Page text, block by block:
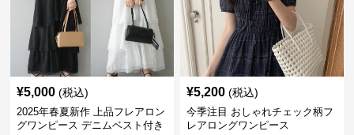
¥5,000 (税込)
2025年春夏新作 上品フレアロン
グワンピース デニムベスト付き
¥5,200 (税込)
今季注目 おしゃれチェック柄フ
レアロングワンピース